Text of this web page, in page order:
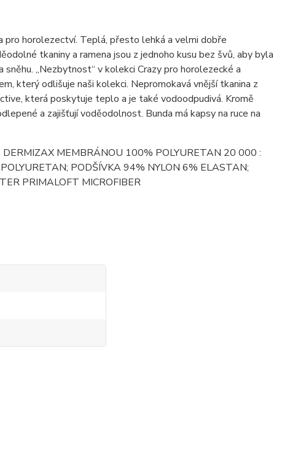
pro horolezectví. Teplá, přesto lehká a velmi dobře
tkaniny a ramena jsou z jednoho kusu bez švů, aby byla
„Nezbytnost“ v kolekci Crazy pro horolezecké a
který odlišuje naši kolekci. Nepromokavá vnější tkanina z
která poskytuje teplo a je také vodoodpudivá. Kromě
a zajišťují voděodolnost. Bunda má kapsy na ruce na
MEMBRÁNOU 100% POLYURETAN 20 000 :
PODŠÍVKA 94% NYLON 6% ELASTAN;
PRIMALOFT MICROFIBER